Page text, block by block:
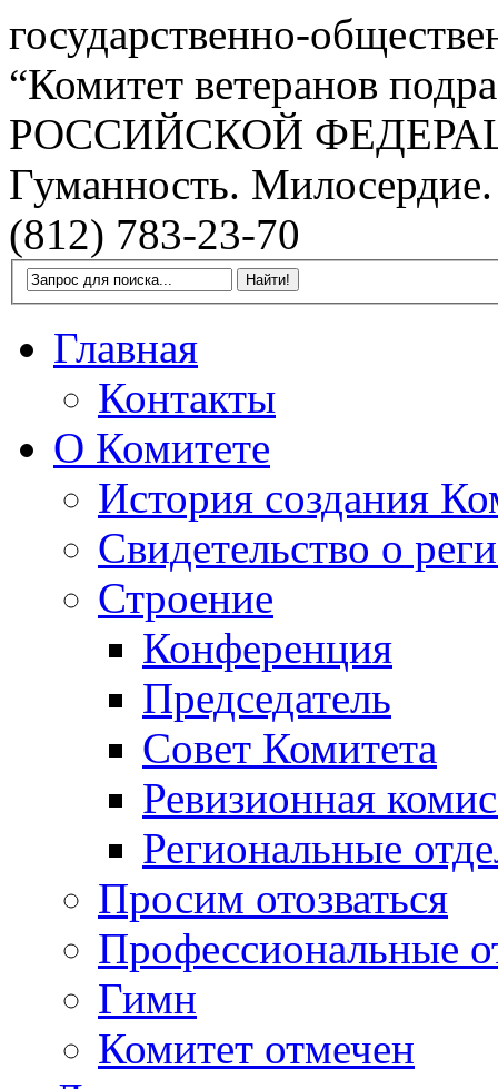
государственно-
“Комитет ветеранов
РОССИЙСКОЙ
Гуманность.
(812) 783-23-70
Главная
Контакты
О Комитете
История создания
Свидетельство о
Строение
Конференция
Председатель
Совет Комитета
Ревизионная
Региональные
Просим отозваться
Профессиональные
Гимн
Комитет отмечен